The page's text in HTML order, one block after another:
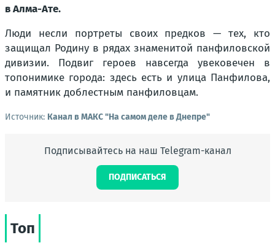
в Алма-Ате.
Люди несли портреты своих предков — тех, кто
защищал Родину в рядах знаменитой панфиловской
дивизии. Подвиг героев навсегда увековечен в
топонимике города: здесь есть и улица Панфилова,
и памятник доблестным панфиловцам.
Источник: Канал в МАКС "На самом деле в Днепре"
Подписывайтесь на наш Telegram-канал
ПОДПИСАТЬСЯ
Топ